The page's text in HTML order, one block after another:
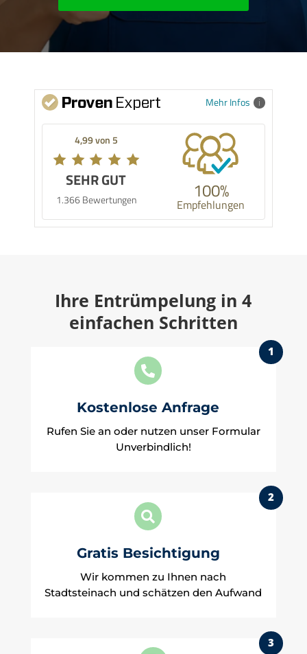
Mehr Infos
4,99 von 5
SEHR GUT
1.366 Bewertungen 100%
Empfehlungen
Ihre Entrümpelung in 4
einfachen Schritten

Kostenlose Anfrage
1
Rufen Sie an oder nutzen unser Formular
Unverbindlich!

Gratis Besichtigung
2
Wir kommen zu Ihnen nach
Stadtsteinach und schätzen den Aufwand
3